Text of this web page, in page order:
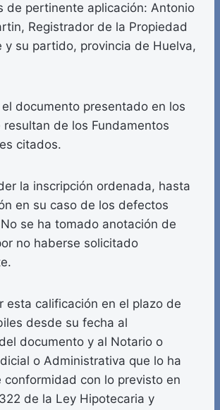
de pertinente aplicación: Antonio
Registrador de la Propiedad
y su partido, provincia de Huelva,
documento presentado en los
de los Fundamentos
citados.
la inscripción ordenada, hasta
en su caso de los defectos
se ha tomado anotación de
no haberse solicitado
calificación en el plazo de
desde su fecha al
documento y al Notario o
o Administrativa que lo ha
conformidad con lo previsto en
de la Ley Hipotecaria y